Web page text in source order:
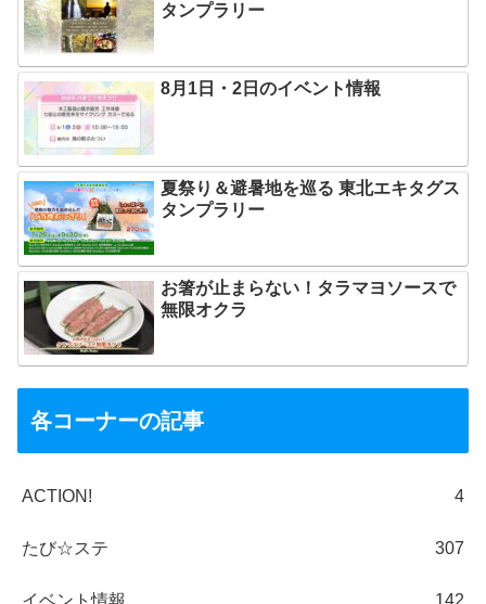
タンプラリー
8月1日・2日のイベント情報
夏祭り＆避暑地を巡る 東北エキタグス
タンプラリー
お箸が止まらない！タラマヨソースで
無限オクラ
各コーナーの記事
ACTION! 4
たび☆ステ 307